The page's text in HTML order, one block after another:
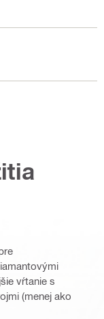
vŕtanie s
(menej ako